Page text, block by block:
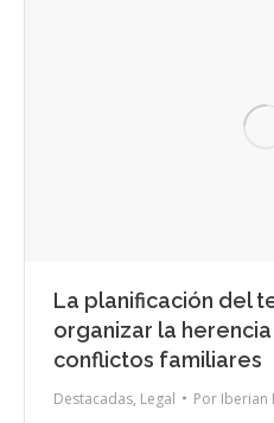
La planificación del
organizar la
conflictos familiares
Destacadas, Legal Por Iberian